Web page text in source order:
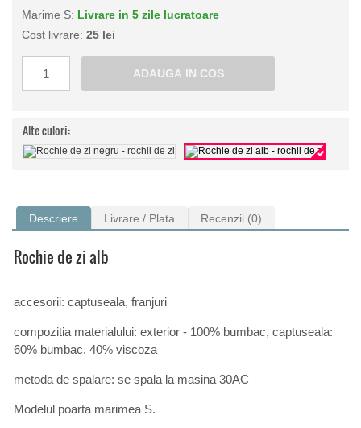
Marime S: Livrare in 5 zile lucratoare
Cost livrare: 25 lei
Alte culori:
Descriere Livrare / Plata Recenzii (0)
Rochie de zi alb
accesorii: captuseala, franjuri
compozitia materialului: exterior - 100% bumbac, captuseala:
60% bumbac, 40% viscoza
metoda de spalare: se spala la masina 30AC
Modelul poarta marimea S.